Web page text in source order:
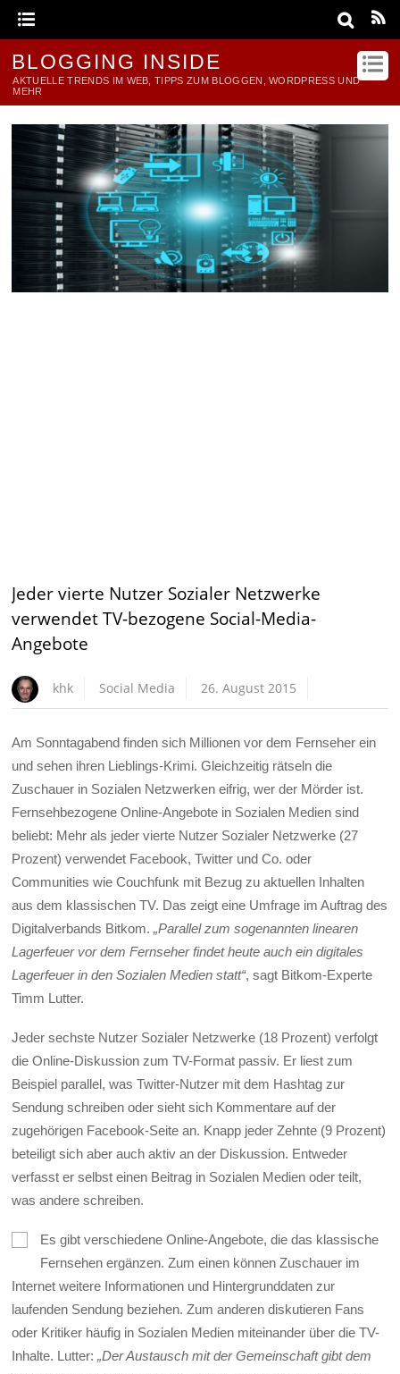
BLOGGING INSIDE
AKTUELLE TRENDS IM WEB, TIPPS ZUM BLOGGEN, WORDPRESS UND
MEHR
Jeder vierte Nutzer Sozialer Netzwerke
verwendet TV-bezogene Social-Media-
Angebote
khk Social Media 26. August 2015
Am Sonntagabend finden sich Millionen vor dem Fernseher ein
und sehen ihren Lieblings-Krimi. Gleichzeitig rätseln die
Zuschauer in Sozialen Netzwerken eifrig, wer der Mörder ist.
Fernsehbezogene Online-Angebote in Sozialen Medien sind
beliebt: Mehr als jeder vierte Nutzer Sozialer Netzwerke (27
Prozent) verwendet Facebook, Twitter und Co. oder
Communities wie Couchfunk mit Bezug zu aktuellen Inhalten
aus dem klassischen TV. Das zeigt eine Umfrage im Auftrag des
Digitalverbands Bitkom.„Parallel zum sogenannten linearen
Lagerfeuer vor dem Fernseher findet heute auch ein digitales
Lagerfeuer in den Sozialen Medien statt“, sagt Bitkom-Experte
Timm Lutter.
Jeder sechste Nutzer Sozialer Netzwerke (18 Prozent) verfolgt
die Online-Diskussion zum TV-Format passiv. Er liest zum
Beispiel parallel, was Twitter-Nutzer mit dem Hashtag zur
Sendung schreiben oder sieht sich Kommentare auf der
zugehörigen Facebook-Seite an. Knapp jeder Zehnte (9 Prozent)
beteiligt sich aber auch aktiv an der Diskussion. Entweder
verfasst er selbst einen Beitrag in Sozialen Medien oder teilt,
was andere schreiben.
Es gibt verschiedene Online-Angebote, die das klassische
Fernsehen ergänzen. Zum einen können Zuschauer im
Internet weitere Informationen und Hintergrunddaten zur
laufenden Sendung beziehen. Zum anderen diskutieren Fans
oder Kritiker häufig in Sozialen Medien miteinander über die TV-
Inhalte. Lutter:„Der Austausch mit der Gemeinschaft gibt dem